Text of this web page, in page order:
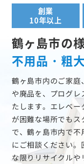
創業
10年以上
鶴ヶ島市の
不用品・粗
鶴ヶ島市内のご家庭
や廃品を、プログ
たします。エレベ
が困難な場所でも
で、鶴ヶ島市内で
にご相談ください
な限りリサイクル